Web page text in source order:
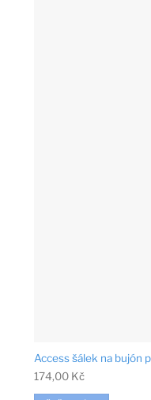
Access šálek na bujón
174,00 Kč